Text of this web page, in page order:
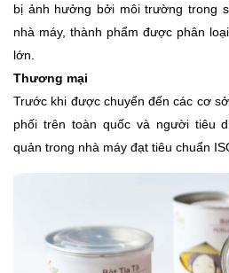
bị ảnh hưởng bởi môi trường trong
nhà máy, thành phẩm được phân
lớn.
Thương mại
Trước khi được chuyển đến các cơ
phối trên toàn quốc và người tiêu
quản trong nhà máy đạt tiêu chuẩn